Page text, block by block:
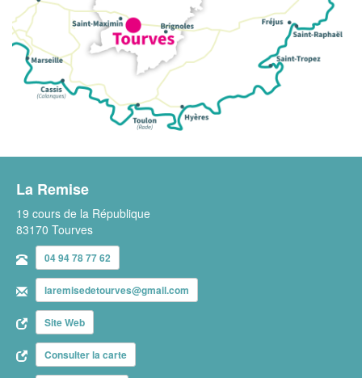
La Remise
19 cours de la République
83170 Tourves
04 94 78 77 62
laremisedetourves@gmail.com
Site Web
Consulter la carte